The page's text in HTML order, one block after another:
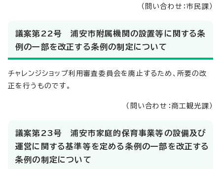
（問い合わせ：市民課）
議案第22号 浦安市附属機関の設置等に関する条
例の一部を改正する条例の制定について
チャレンジショップ利用審査委員会を廃止するため、所要の改
正を行うものです。
（問い合わせ：商工観光課）
議案第23号 浦安市家庭的保育事業等の設備及び
運営に関する基準等を定める条例の一部を改正する
条例の制定について